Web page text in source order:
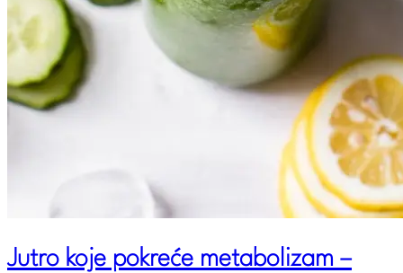
Jutro koje pokreće metabolizam –